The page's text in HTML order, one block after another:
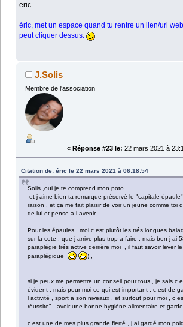
eric
éric, met un espace quand tu rentre un lien/url
peut cliquer dessus.
J.Solis
Membre de l'association
« Réponse #23 le: 22 mars 2021 à
Citation de: éric le 22 mars 2021 à 06:18:54
Solis ,oui je te comprend mon poto
et j aime bien ta remarque préservé le "capitale
raison , et ça me fait plaisir de voir un jeune comme toi
de lui et pense a l avenir
Pour les épaules , moi c est plutôt les trés longues
sur la cote , que j arrive plus trop a faire , mais bon j ai
paraplégie trés active derrière moi , il faut savoir lever
paraplégique
) ,
si je peux me permettre un conseil pour tous , je sais c
évident , mais pour moi ce qui est important , c est de
l activité , sport a son niveaux , et surtout pour moi , c
réussite" , avoir une bonne hygiène alimentaire et
c est une de mes plus grande fierté , j ai gardé mon